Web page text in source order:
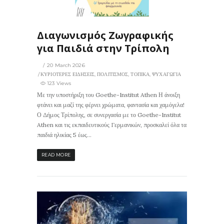
Διαγωνισμός Ζωγραφικής
για Παιδιά στην Τρίπολη
20 March 2026
ΚΥΡΙΟΤΕΡΕΣ ΕΙΔΗΣΕΙΣ,ΠΟΛΙΤΙΣΜΟΣ,ΤΟΠΙΚΑ,ΨΥΧΑΓΩΓΙΑ
123 Views
Με την υποστήριξη του Goethe-Institut Athen Η άνοιξη
φτάνει και μαζί της φέρνει χρώματα, φαντασία και χαμόγελα!
Ο Δήμος Τρίπολης, σε συνεργασία με το Goethe-Institut
Athen και τις εκπαιδευτικούς Γερμανικών, προσκαλεί όλα τα
παιδιά ηλικίας 5 έως...
READ MORE